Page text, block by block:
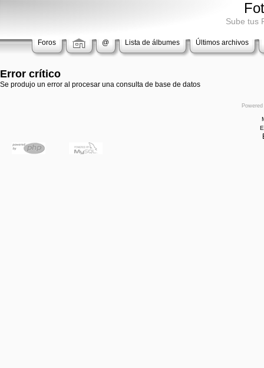
Sube tus
Foros @ Lista de álbumes Últimos archivos
Error crítico
Se produjo un error al procesar una consulta de base de datos